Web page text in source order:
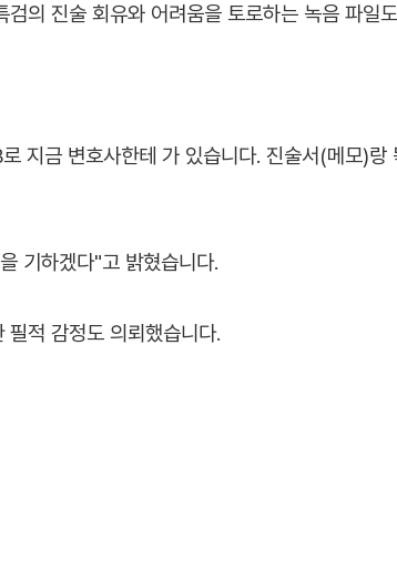
의 진술 회유와 어려움을 토로하는 녹음 파일
지금 변호사한테 가 있습니다. 진술서(메모)랑
기하겠다"고 밝혔습니다.
적 감정도 의뢰했습니다.